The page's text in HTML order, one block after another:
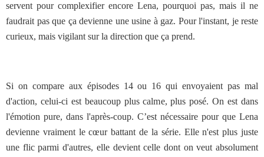
servent pour complexifier encore Lena, pourquoi pas, mais il ne
faudrait pas que ça devienne une usine à gaz. Pour l'instant, je reste
curieux, mais vigilant sur la direction que ça prend.
Si on compare aux épisodes 14 ou 16 qui envoyaient pas mal
d'action, celui-ci est beaucoup plus calme, plus posé. On est dans
l'émotion pure, dans l'après-coup. C’est nécessaire pour que Lena
devienne vraiment le cœur battant de la série. Elle n'est plus juste
une flic parmi d'autres, elle devient celle dont on veut absolument